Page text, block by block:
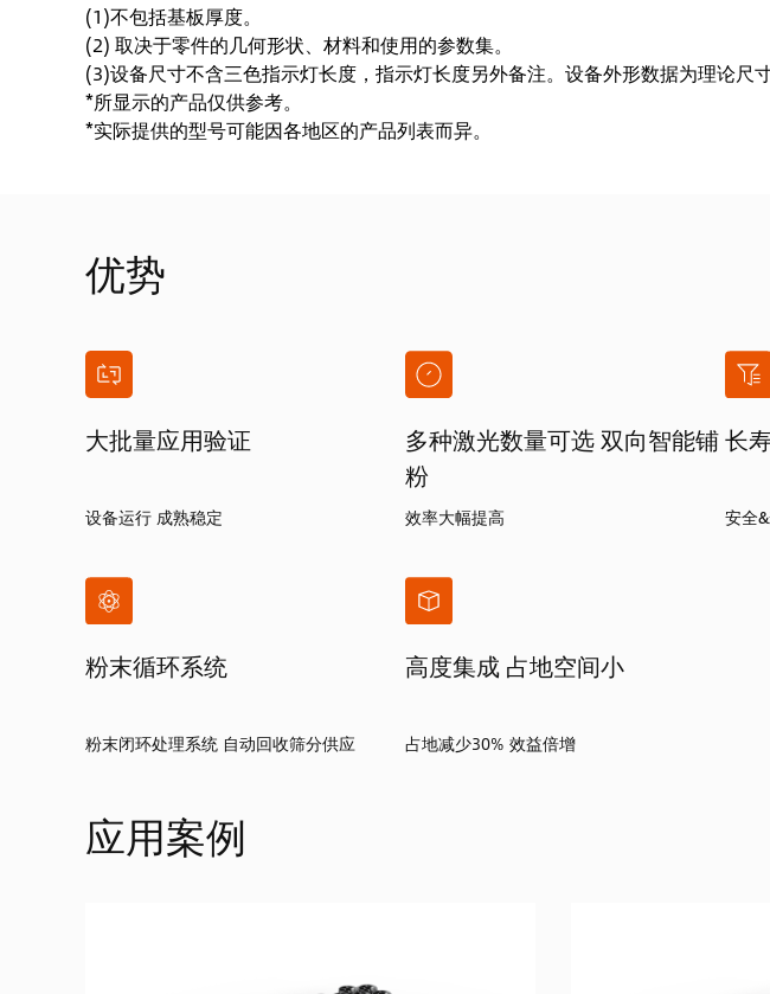
(1)不包括基板厚度。
(2) 取决于零件的几何形状、材料和使用的参数集。
(3)设备尺寸不含三色指示灯长度，指示灯长度另外备注。设备外形数据为理论尺
*所显示的产品仅供参考。
*实际提供的型号可能因各地区的产品列表而异。
优势
大批量应用验证
设备运行 成熟稳定
多种激光数量可选 双向智能铺
粉
效率大幅提高
长
安全
粉末循环系统
粉末闭环处理系统 自动回收筛分供应
高度集成 占地空间小
占地减少30% 效益倍增
应用案例